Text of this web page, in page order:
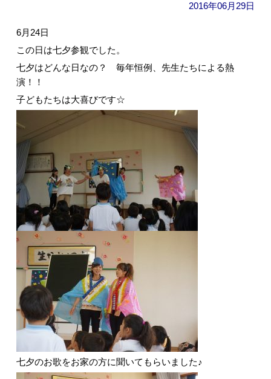
2016年06月29日
6月24日
この日は七夕参観でした。
七夕はどんな日なの？ 毎年恒例、先生たちによる熱
演！！
子どもたちは大喜びです☆
七夕のお歌をお家の方に聞いてもらいました♪